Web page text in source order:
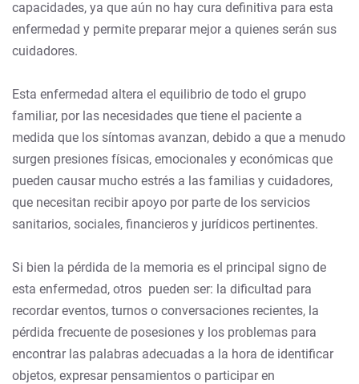
capacidades, ya que aún no hay cura definitiva para esta
enfermedad y permite preparar mejor a quienes serán sus
cuidadores.
Esta enfermedad altera el equilibrio de todo el grupo
familiar, por las necesidades que tiene el paciente a
medida que los síntomas avanzan, debido a que a menudo
surgen presiones físicas, emocionales y económicas que
pueden causar mucho estrés a las familias y cuidadores,
que necesitan recibir apoyo por parte de los servicios
sanitarios, sociales, financieros y jurídicos pertinentes.
Si bien la pérdida de la memoria es el principal signo de
esta enfermedad, otros pueden ser: la dificultad para
recordar eventos, turnos o conversaciones recientes, la
pérdida frecuente de posesiones y los problemas para
encontrar las palabras adecuadas a la hora de identificar
objetos, expresar pensamientos o participar en